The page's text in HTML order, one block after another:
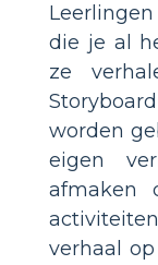
die je al
ze
worden
eigen
afmaken
verhaal